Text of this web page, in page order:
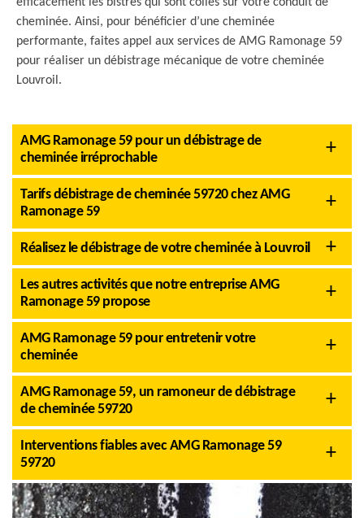
cheminée. Ainsi, pour bénéficier d’une cheminée
performante, faites appel aux services de AMG Ramonage 59
pour réaliser un débistrage mécanique de votre cheminée
Louvroil.
AMG Ramonage 59 pour un débistrage de
cheminée irréprochable
Tarifs débistrage de cheminée 59720 chez AMG
Ramonage 59
Réalisez le débistrage de votre cheminée à Louvroil
Les autres activités que notre entreprise AMG
Ramonage 59 propose
AMG Ramonage 59 pour entretenir votre
cheminée
AMG Ramonage 59, un ramoneur de débistrage
de cheminée 59720
Interventions fiables avec AMG Ramonage 59
59720